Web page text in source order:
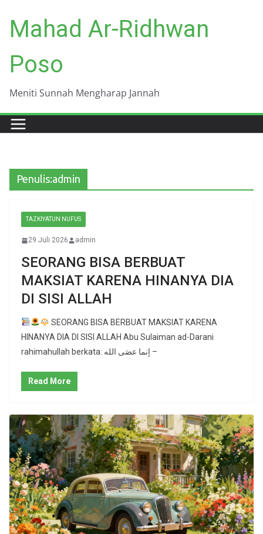
content
Mahad Ar-Ridhwan
Poso
Meniti Sunnah Mengharap Jannah
Penulis:admin
TAZKIYATUN NUFUS
29 Juli 2026 admin
SEORANG BISA BERBUAT
MAKSIAT KARENA HINANYA DIA
DI SISI ALLAH
SEORANG BISA BERBUAT MAKSIAT KARENA
HINANYA DIA DI SISI ALLAH Abu Sulaiman ad-Darani
rahimahullah berkata: إنما عصَى الله –
Read More